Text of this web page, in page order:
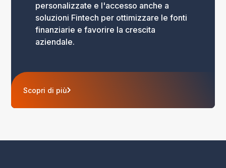
personalizzate e l'accesso anche a
soluzioni Fintech per ottimizzare le fonti
finanziarie e favorire la crescita
aziendale.
Scopri di più